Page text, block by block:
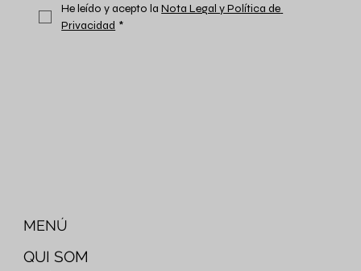
He leído y acepto la Nota Legal y Política de
Privacidad *
QUI SOM
MENÚ